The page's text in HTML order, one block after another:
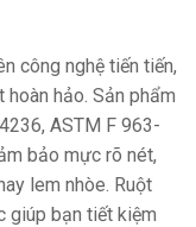
công nghệ tiến tiến,
hảo. Sản phẩm
ASTM F 963-
bảo mực rõ nét,
lem nhòe. Ruột
giúp bạn tiết kiệm